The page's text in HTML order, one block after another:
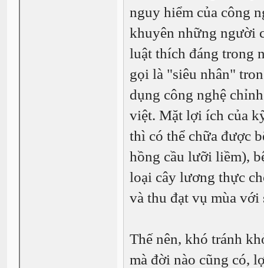
nguy hiểm của công
khuyên những người
luật thích đáng trong
gọi là "siêu nhân"
dụng công nghệ
việt. Mặt lợi ích của
thì có thể chữa được
hồng cầu lưỡi liềm),
loại cây lương thực
và thu đạt vụ mùa với
Thế nên, khó tránh
mà đời nào cũng có,